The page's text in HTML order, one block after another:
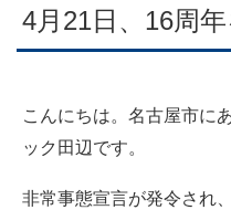
4月21日、16周
こんにちは。名古屋市に
ック田辺です。
非常事態宣言が発令され